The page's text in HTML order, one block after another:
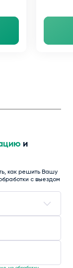
и
как решить Вашу
с выездом